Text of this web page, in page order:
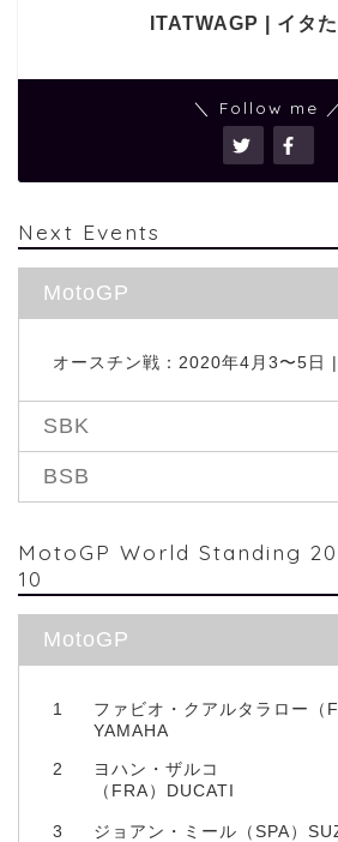
ITATWAGP | イタ
＼ Follow me
Next Events
MotoGP
オースチン戦：2020年4月3〜5日
SBK
BSB
MotoGP World Standing
10
MotoGP
1
ファビオ・クアルタラロー（
YAMAHA
2
ヨハン・ザルコ
（FRA）DUCATI
3 ジョアン・ミール（SPA）